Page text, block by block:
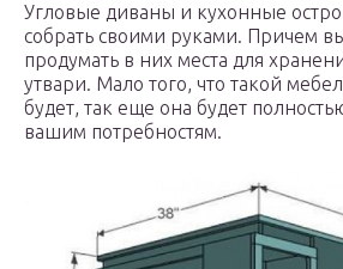
Угловые диваны и кухонные
собрать своими руками. Причем
продумать в них места для
утвари. Мало того, что такой
будет, так еще она будет
вашим потребностям.